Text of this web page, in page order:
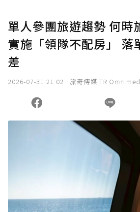
單人參團旅遊趨勢 何
實施「領隊不配房」 落
差
2026-07-31 21:02 旅奇傳媒 TR